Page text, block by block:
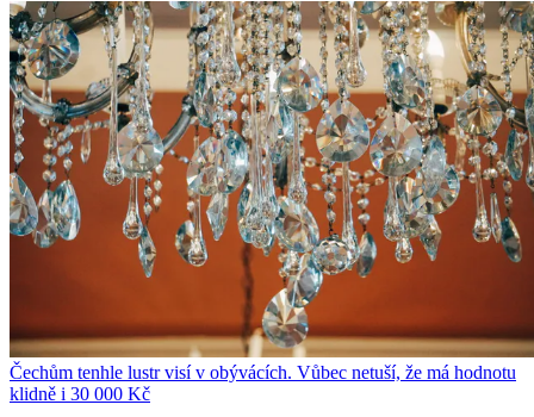
Čechům tenhle lustr visí v obývácích. Vůbec netuší, že má hodnotu
klidně i 30 000 Kč